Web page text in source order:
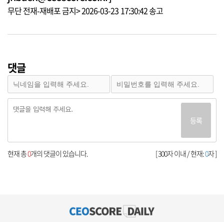
무단 전재-재배포 금지> 2026-03-23 17:30:42 송고
댓글
등록
[ 300자 이내 / 현재:0자 ]
현재 총0개의 댓글이 있습니다.